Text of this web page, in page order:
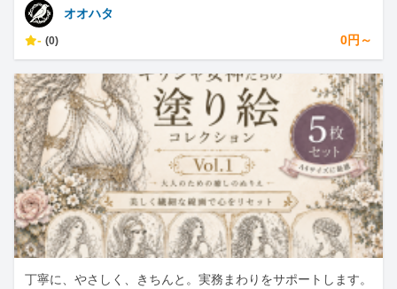
オオハタ
- (0) 0円～
丁寧に、やさしく、きちんと。実務まわりをサポートします。